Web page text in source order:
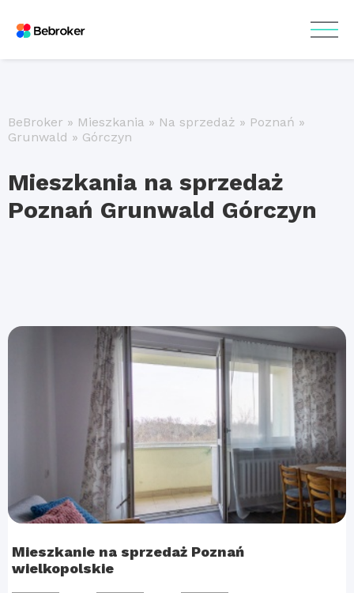
BeBroker » Mieszkania » Na sprzedaż » Poznań »
Grunwald » Górczyn
Mieszkania na sprzedaż
Poznań Grunwald Górczyn
Mieszkanie na sprzedaż Poznań
wielkopolskie